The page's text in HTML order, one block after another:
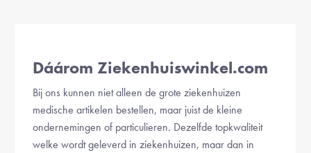
Dáárom Ziekenhuiswinkel.com
Bij ons kunnen niet alleen de grote ziekenhuizen
medische artikelen bestellen, maar juist de kleine
ondernemingen of particulieren. Dezelfde topkwaliteit
welke wordt geleverd in ziekenhuizen, maar dan in